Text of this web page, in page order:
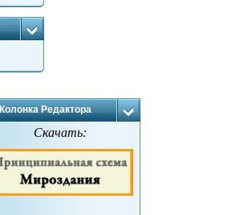
Колонка Редактора
Скачать: